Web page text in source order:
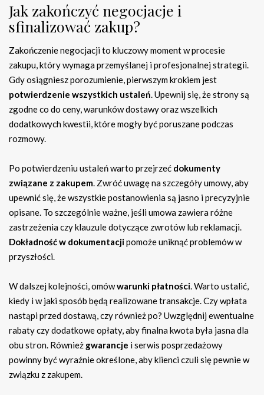
Jak zakończyć negocjacje i
sfinalizować zakup?
Zakończenie negocjacji to kluczowy moment w procesie
zakupu, który wymaga przemyślanej i profesjonalnej strategii.
Gdy osiągniesz porozumienie, pierwszym krokiem jest
potwierdzenie wszystkich ustaleń. Upewnij się, że strony są
zgodne co do ceny, warunków dostawy oraz wszelkich
dodatkowych kwestii, które mogły być poruszane podczas
rozmowy.
Po potwierdzeniu ustaleń warto przejrzeć dokumenty
związane z zakupem. Zwróć uwagę na szczegóły umowy, aby
upewnić się, że wszystkie postanowienia są jasno i precyzyjnie
opisane. To szczególnie ważne, jeśli umowa zawiera różne
zastrzeżenia czy klauzule dotyczące zwrotów lub reklamacji.
Dokładność w dokumentacjipomoże uniknąć problemów w
przyszłości.
W dalszej kolejności, omówwarunki płatności. Warto ustalić,
kiedy i w jaki sposób będą realizowane transakcje. Czy wpłata
nastąpi przed dostawą, czy również po? Uwzględnij ewentualne
rabaty czy dodatkowe opłaty, aby finalna kwota była jasna dla
obu stron. Również gwarancje i serwis posprzedażowy
powinny być wyraźnie określone, aby klienci czuli się pewnie w
związku z zakupem.